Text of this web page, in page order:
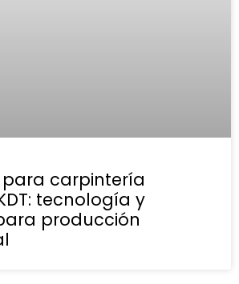
carpintería
tecnología y
producción